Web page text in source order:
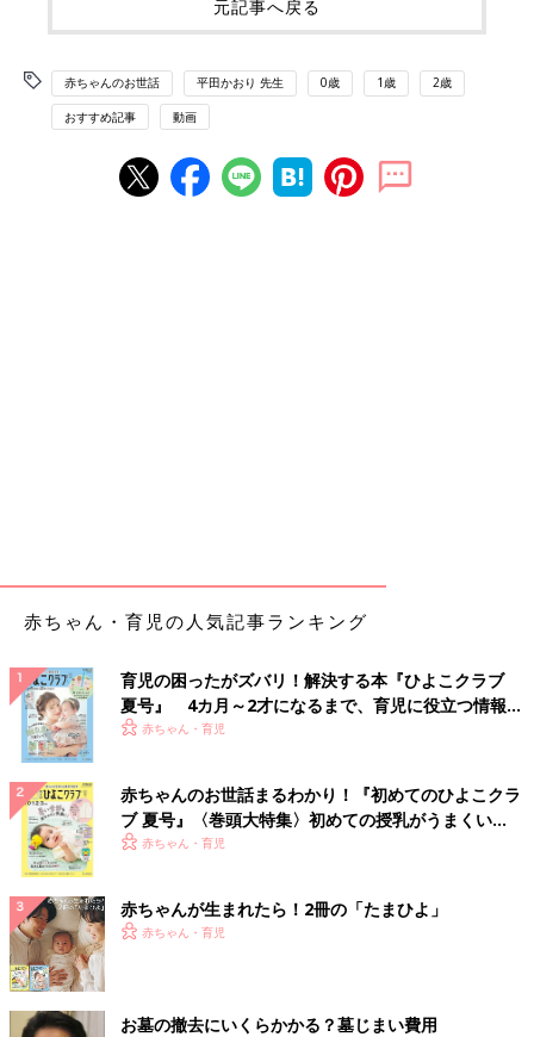
元記事へ戻る
赤ちゃんのお世話 平田かおり 先生 0歳 1歳 2歳
おすすめ記事 動画
赤ちゃん・育児の人気記事ランキング
育児の困ったがズバリ！解決する本『ひよこクラブ
夏号』 4カ月～2才になるまで、育児に役立つ情報が
いっぱい！
赤ちゃん・育児
赤ちゃんのお世話まるわかり！『初めてのひよこクラ
ブ 夏号』〈巻頭大特集〉初めての授乳がうまくい
く！ おっぱい・ミルクの基本と夏のトラブル 解決テ
赤ちゃん・育児
赤ちゃんが生まれたら！2冊の「たまひよ」
赤ちゃん・育児
お墓の撤去にいくらかかる？墓じまい費用